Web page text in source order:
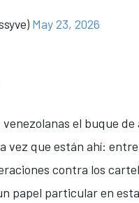
May 23, 2026
el buque
vez que están ahí:
contra los
papel particular en